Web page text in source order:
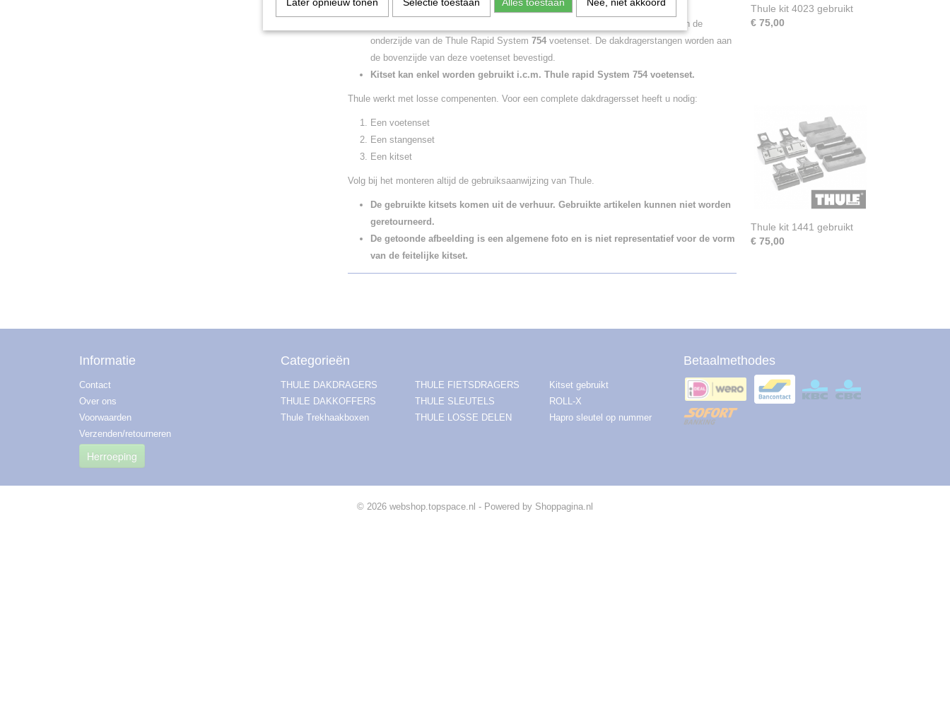
zijn beschermd ter voorkoming van beschadigingen aan het dak van uw auto
Thule kitset wordt gemonteerd op een kaal vlak dak. U bevestigt de kitset aan de
onderzijde van de Thule Rapid System 754 voetenset. De dakdragerstangen worden aan
de bovenzijde van deze voetenset bevestigd.
Kitset kan enkel worden gebruikt i.c.m. Thule rapid System 754 voetenset.
Thule werkt met losse compenenten. Voor een complete dakdragersset heeft u nodig:
Een voetenset
Een stangenset
Een kitset
Volg bij het monteren altijd de gebruiksaanwijzing van Thule.
De gebruikte kitsets komen uit de verhuur. Gebruikte artikelen kunnen niet worden
geretourneerd.
De getoonde afbeelding is een algemene foto en is niet representatief voor de vorm
van de feitelijke kitset.
Thule kit 4023 gebruikt
€ 75,00
Thule kit 1441 gebruikt
€ 75,00
Informatie
Contact
Over ons
Voorwaarden
Verzenden/retourneren
Herroeping
Categorieën
THULE DAKDRAGERS
THULE DAKKOFFERS
Thule Trekhaakboxen
THULE FIETSDRAGERS
THULE SLEUTELS
THULE LOSSE DELEN
Kitset gebruikt
ROLL-X
Hapro sleutel op nummer
Betaalmethodes
© 2026 webshop.topspace.nl - Powered by Shoppagina.nl